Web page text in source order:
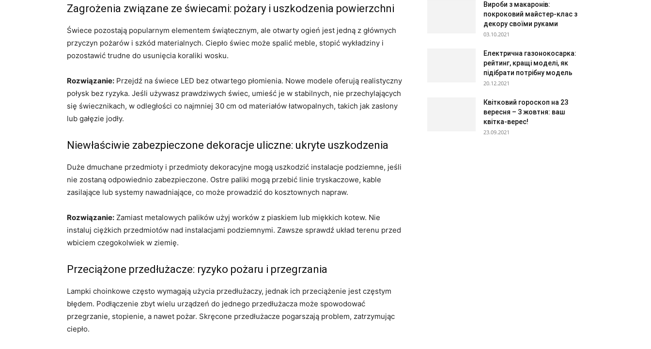
Zagrożenia związane ze świecami: pożary i uszkodzenia powierzchni
Świece pozostają popularnym elementem świątecznym, ale otwarty ogień jest jedną z głównych
przyczyn pożarów i szkód materialnych. Ciepło świec może spalić meble, stopić wykładziny i
pozostawić trudne do usunięcia koraliki wosku.
Rozwiązanie: Przejdź na świece LED bez otwartego płomienia. Nowe modele oferują realistyczny
połysk bez ryzyka. Jeśli używasz prawdziwych świec, umieść je w stabilnych, nie przechylających
się świecznikach, w odległości co najmniej 30 cm od materiałów łatwopalnych, takich jak zasłony
lub gałęzie jodły.
Niewłaściwie zabezpieczone dekoracje uliczne: ukryte uszkodzenia
Duże dmuchane przedmioty i przedmioty dekoracyjne mogą uszkodzić instalacje podziemne, jeśli
nie zostaną odpowiednio zabezpieczone. Ostre paliki mogą przebić linie tryskaczowe, kable
zasilające lub systemy nawadniające, co może prowadzić do kosztownych napraw.
Rozwiązanie: Zamiast metalowych palików użyj worków z piaskiem lub miękkich kotew. Nie
instaluj ciężkich przedmiotów nad instalacjami podziemnymi. Zawsze sprawdź układ terenu przed
wbiciem czegokolwiek w ziemię.
Przeciążone przedłużacze: ryzyko pożaru i przegrzania
Lampki choinkowe często wymagają użycia przedłużaczy, jednak ich przeciążenie jest częstym
błędem. Podłączenie zbyt wielu urządzeń do jednego przedłużacza może spowodować
przegrzanie, stopienie, a nawet pożar. Skręcone przedłużacze pogarszają problem, zatrzymując
ciepło.
Вироби з макаронів:
покроковий майстер-клас з
декору своїми руками
03.10.2021
Електрична газонокосарка:
рейтинг, кращі моделі, як
підібрати потрібну модель
20.12.2021
Квітковий гороскоп на 23
вересня – 3 жовтня: ваш
квітка-верес!
23.09.2021